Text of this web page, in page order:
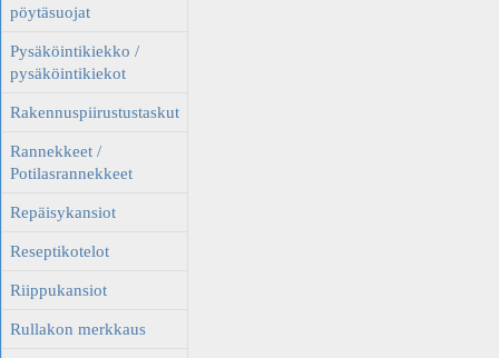
pöytäsuojat
Pysäköintikiekko /
pysäköintikiekot
Rakennuspiirustustaskut
Rannekkeet /
Potilasrannekkeet
Repäisykansiot
Reseptikotelot
Riippukansiot
Rullakon merkkaus